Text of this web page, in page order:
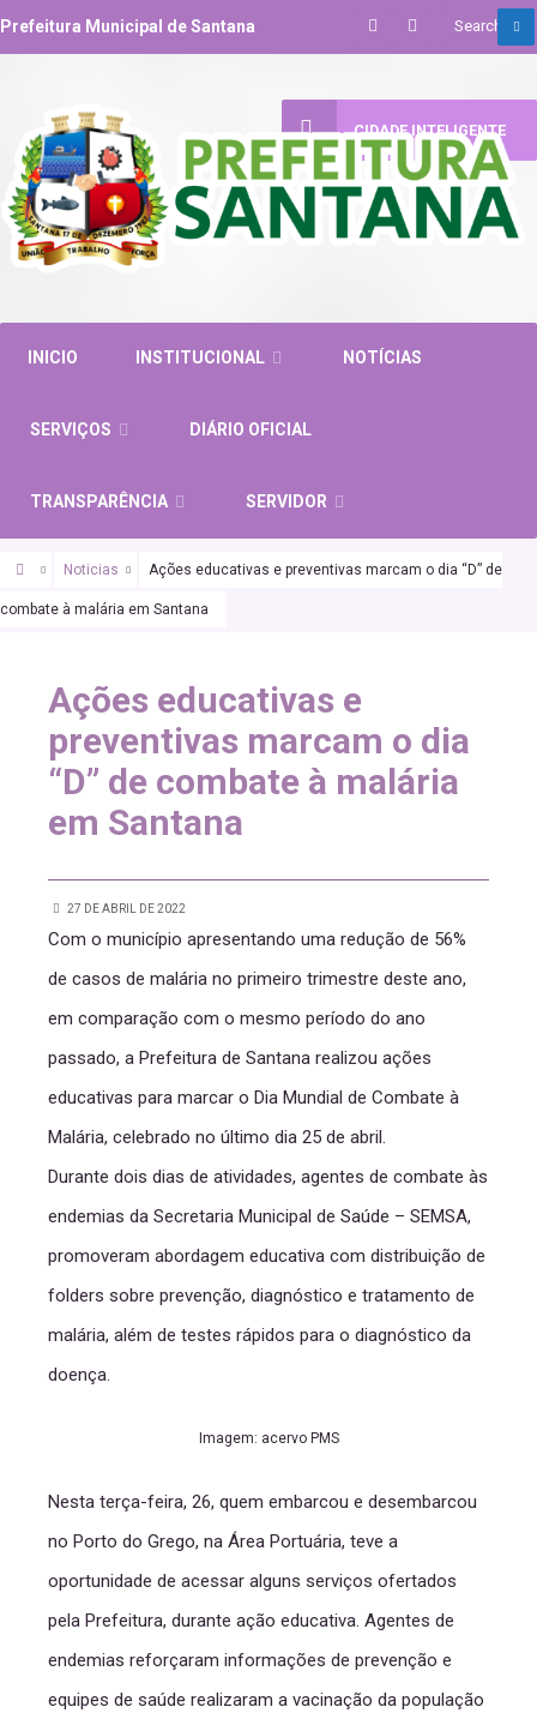
Prefeitura Municipal de Santana
INICIO INSTITUCIONAL NOTÍCIAS
SERVIÇOS DIÁRIO OFICIAL
TRANSPARÊNCIA SERVIDOR
CIDADE INTELIGENTE
Noticias Ações educativas e preventivas marcam o dia “D” de
combate à malária em Santana
Ações educativas e
preventivas marcam o dia
“D” de combate à malária
em Santana
27 DE ABRIL DE 2022
Com o município apresentando uma redução de 56%
de casos de malária no primeiro trimestre deste ano,
em comparação com o mesmo período do ano
passado, a Prefeitura de Santana realizou ações
educativas para marcar o Dia Mundial de Combate à
Malária, celebrado no último dia 25 de abril.
Durante dois dias de atividades, agentes de combate às
endemias da Secretaria Municipal de Saúde – SEMSA,
promoveram abordagem educativa com distribuição de
folders sobre prevenção, diagnóstico e tratamento de
malária, além de testes rápidos para o diagnóstico da
doença.
Imagem: acervo PMS
Nesta terça-feira, 26, quem embarcou e desembarcou
no Porto do Grego, na Área Portuária, teve a
oportunidade de acessar alguns serviços ofertados
pela Prefeitura, durante ação educativa. Agentes de
endemias reforçaram informações de prevenção e
equipes de saúde realizaram a vacinação da população